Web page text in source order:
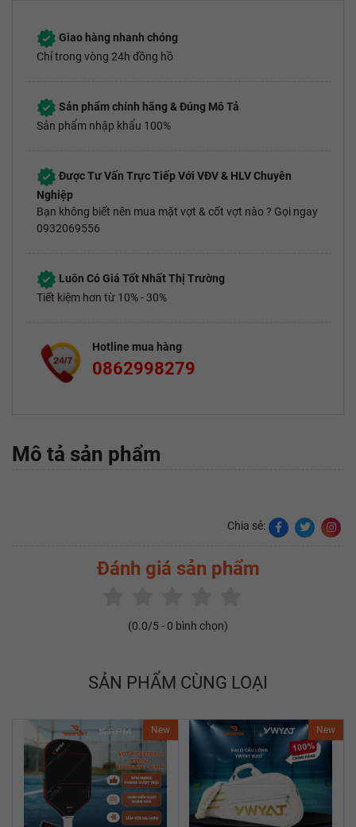
Giao hàng nhanh chóng
Chỉ trong vòng 24h đồng hồ
Sản phẩm chính hãng & Đúng Mô Tả
Sản phẩm nhập khẩu 100%
Được Tư Vấn Trực Tiếp Với VĐV & HLV Chuyên
Nghiệp
Bạn không biết nên mua mặt vợt & cốt vợt nào ? Gọi ngay
0932069556
Luôn Có Giá Tốt Nhất Thị Trường
Tiết kiệm hơn từ 10% - 30%
Hotline mua hàng
0862998279
Mô tả sản phẩm
Chia sẻ:
Đánh giá sản phẩm
(0.0/5 - 0 bình chọn)
SẢN PHẨM CÙNG LOẠI
New New